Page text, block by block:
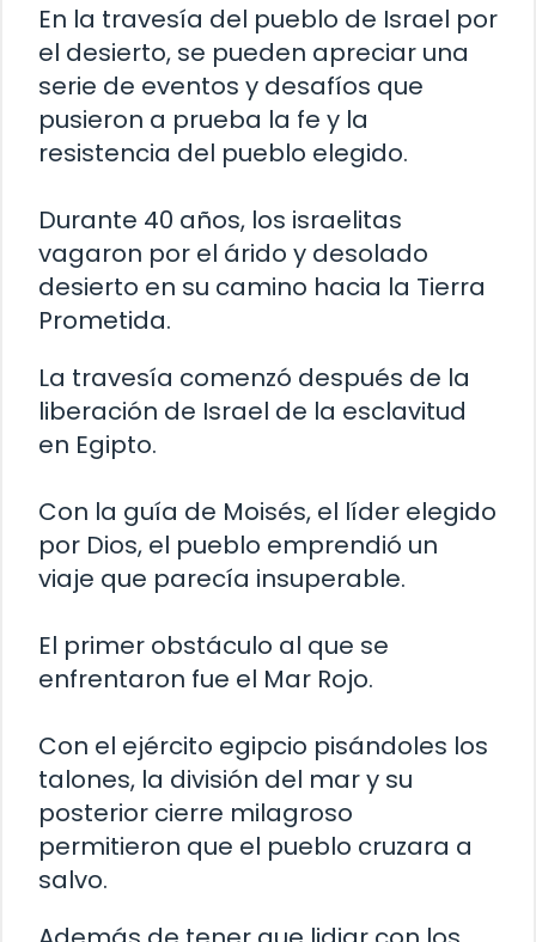
En la travesía del pueblo de Israel por
el desierto, se pueden apreciar una
serie de eventos y desafíos que
pusieron a prueba la fe y la
resistencia del pueblo elegido.
Durante 40 años, los israelitas
vagaron por el árido y desolado
desierto en su camino hacia la Tierra
Prometida.
La travesía comenzó después de la
liberación de Israel de la esclavitud
en Egipto.
Con la guía de Moisés, el líder elegido
por Dios, el pueblo emprendió un
viaje que parecía insuperable.
El primer obstáculo al que se
enfrentaron fue el Mar Rojo.
Con el ejército egipcio pisándoles los
talones, la división del mar y su
posterior cierre milagroso
permitieron que el pueblo cruzara a
salvo.